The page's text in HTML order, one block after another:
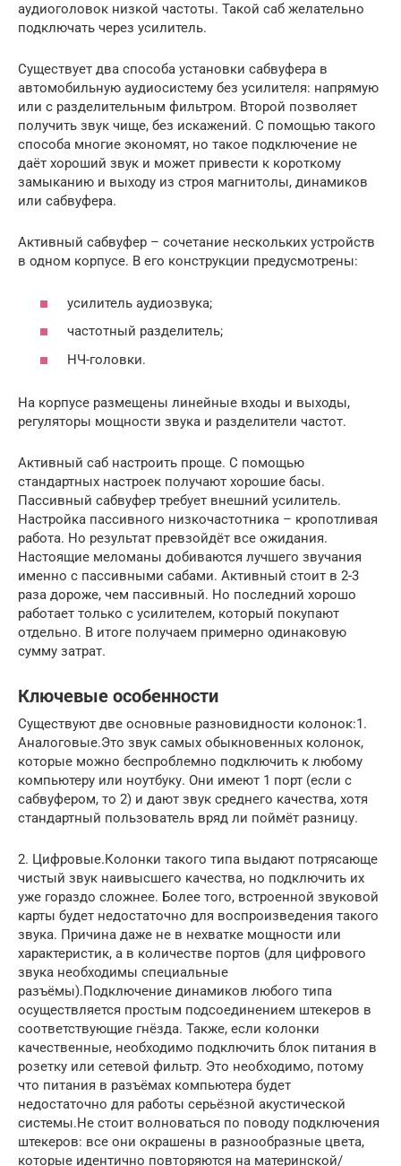
аудиоголовок низкой частоты. Такой саб желательно
подключать через усилитель.
Существует два способа установки сабвуфера в
автомобильную аудиосистему без усилителя: напрямую
или с разделительным фильтром. Второй позволяет
получить звук чище, без искажений. С помощью такого
способа многие экономят, но такое подключение не
даёт хороший звук и может привести к короткому
замыканию и выходу из строя магнитолы, динамиков
или сабвуфера.
Активный сабвуфер – сочетание нескольких устройств
в одном корпусе. В его конструкции предусмотрены:
усилитель аудиозвука;
частотный разделитель;
НЧ-головки.
На корпусе размещены линейные входы и выходы,
регуляторы мощности звука и разделители частот.
Активный саб настроить проще. С помощью
стандартных настроек получают хорошие басы.
Пассивный сабвуфер требует внешний усилитель.
Настройка пассивного низкочастотника – кропотливая
работа. Но результат превзойдёт все ожидания.
Настоящие меломаны добиваются лучшего звучания
именно с пассивными сабами. Активный стоит в 2-3
раза дороже, чем пассивный. Но последний хорошо
работает только с усилителем, который покупают
отдельно. В итоге получаем примерно одинаковую
сумму затрат.
Ключевые особенности
Существуют две основные разновидности колонок:1.
Аналоговые.Это звук самых обыкновенных колонок,
которые можно беспроблемно подключить к любому
компьютеру или ноутбуку. Они имеют 1 порт (если с
сабвуфером, то 2) и дают звук среднего качества, хотя
стандартный пользователь вряд ли поймёт разницу.
2. Цифровые.Колонки такого типа выдают потрясающе
чистый звук наивысшего качества, но подключить их
уже гораздо сложнее. Более того, встроенной звуковой
карты будет недостаточно для воспроизведения такого
звука. Причина даже не в нехватке мощности или
характеристик, а в количестве портов (для цифрового
звука необходимы специальные
разъёмы).Подключение динамиков любого типа
осуществляется простым подсоединением штекеров в
соответствующие гнёзда. Также, если колонки
качественные, необходимо подключить блок питания в
розетку или сетевой фильтр. Это необходимо, потому
что питания в разъёмах компьютера будет
недостаточно для работы серьёзной акустической
системы.Не стоит волноваться по поводу подключения
штекеров: все они окрашены в разнообразные цвета,
которые идентично повторяются на материнской/